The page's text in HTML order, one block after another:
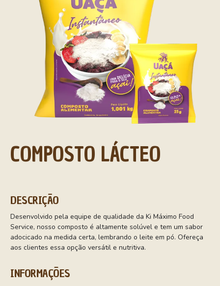
COMPOSTO LÁCTEO
DESCRIÇÃO
Desenvolvido pela equipe de qualidade da Ki Máximo Food
Service, nosso composto é altamente solúvel e tem um sabor
adocicado na medida certa, lembrando o leite em pó. Ofereça
aos clientes essa opção versátil e nutritiva.
INFORMAÇÕES